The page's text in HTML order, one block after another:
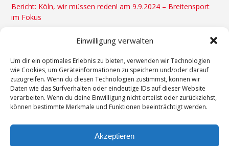
Einwilligung verwalten
Um dir ein optimales Erlebnis zu bieten, verwenden wir Technologien
wie Cookies, um Geräteinformationen zu speichern und/oder darauf
zuzugreifen. Wenn du diesen Technologien zustimmst, können wir
Daten wie das Surfverhalten oder eindeutige IDs auf dieser Website
verarbeiten. Wenn du deine Einwilligung nicht erteilst oder zurückziehst,
können bestimmte Merkmale und Funktionen beeinträchtigt werden.
Akzeptieren
Bericht: Köln, wir müssen reden! am 9.9.2024 – Breitensport
im Fokus
Veranstaltungstipps August & September 2024
x
Kontakt